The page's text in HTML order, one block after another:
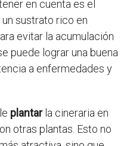
en cuenta es el
sustrato rico en
evitar la acumulación
puede lograr una buena
a enfermedades y
plantarla cineraria en
otras plantas. Esto no